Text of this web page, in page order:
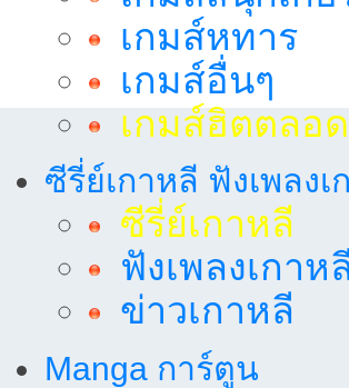
เกมส์หทาร
เกมส์อื่นๆ
เกมส์ฮิตตลอ
ซีรี่ย์เกาหลี ฟังเพลง
ซีรี่ย์เกาหลี
ฟังเพลงเกาหลี
ข่าวเกาหลี
Manga การ์ตูน